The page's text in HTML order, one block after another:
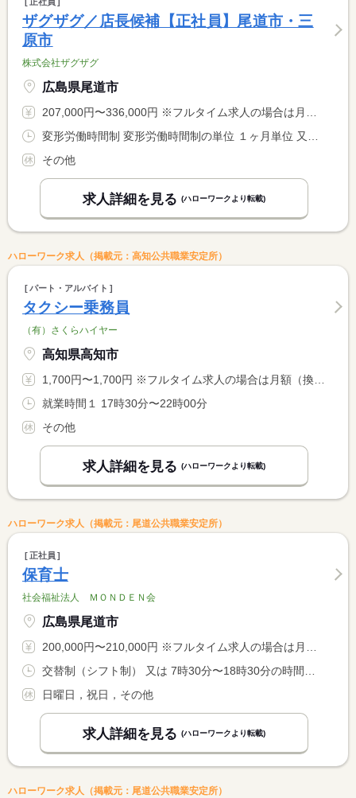
ザグザグ／店長候補【正社員】尾道市・三
原市
株式会社ザグザグ
広島県尾道市
207,000円〜336,000円 ※フルタイム求人の場合は月額（換算額）、パート求人の場合は時間額を表示しています。
変形労働時間制 変形労働時間制の単位 １ヶ月単位 又は 8時00分〜0時30分の時間の間の8時間程度 就業時間に関する特記事項 ※月平均１７２時間（月１６０〜１７６時間の変動制） <BR> ※店舗により勤務時間が異なります。
その他
求人詳細を見る (ハローワークより転載)
ハローワーク求人（掲載元：高知公共職業安定所）
パート・アルバイト
タクシー乗務員
（有）さくらハイヤー
高知県高知市
1,700円〜1,700円 ※フルタイム求人の場合は月額（換算額）、パート求人の場合は時間額を表示しています。
就業時間１ 17時30分〜22時00分
その他
求人詳細を見る (ハローワークより転載)
ハローワーク求人（掲載元：尾道公共職業安定所）
正社員
保育士
社会福祉法人 ＭＯＮＤＥＮ会
広島県尾道市
200,000円〜210,000円 ※フルタイム求人の場合は月額（換算額）、パート求人の場合は時間額を表示しています。
交替制（シフト制） 又は 7時30分〜18時30分の時間の間の8時間
日曜日，祝日，その他
求人詳細を見る (ハローワークより転載)
ハローワーク求人（掲載元：尾道公共職業安定所）